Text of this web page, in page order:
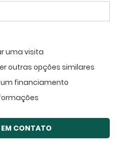
uma visita
outras opções similares
financiamento
EM CONTATO
Voltar